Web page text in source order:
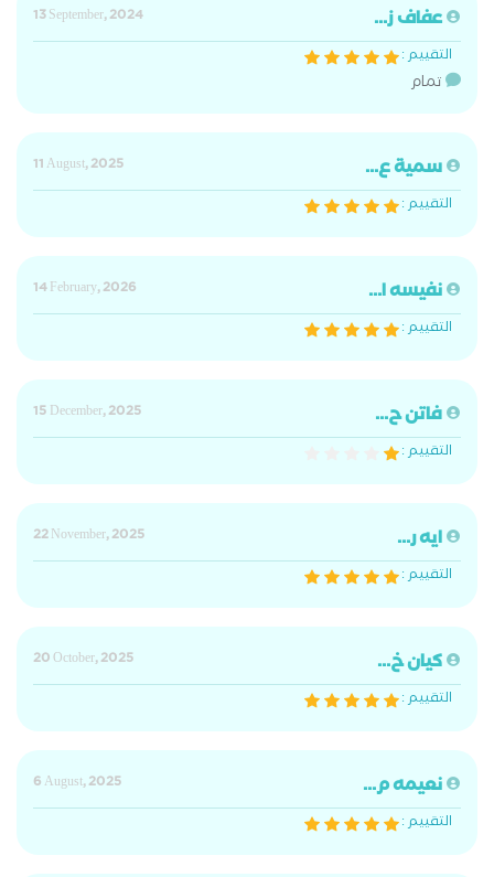
عفاف ز...
13 September, 2024
التقييم :
تمام
سمية ع...
11 August, 2025
التقييم :
نفيسه ا...
14 February, 2026
التقييم :
فاتن ح...
15 December, 2025
التقييم :
ايه ر...
22 November, 2025
التقييم :
كيان خ...
20 October, 2025
التقييم :
نعيمه م...
6 August, 2025
التقييم :